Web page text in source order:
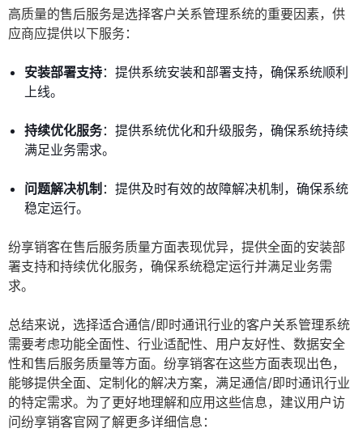
高质量的售后服务是选择客户关系管理系统的重要因素，供
应商应提供以下服务：
安装部署支持：提供系统安装和部署支持，确保系统顺利
上线。
持续优化服务：提供系统优化和升级服务，确保系统持续
满足业务需求。
问题解决机制 ：提供及时有效的故障解决机制，确保系统
稳定运行。
纷享销客在售后服务质量方面表现优异，提供全面的安装部
署支持和持续优化服务，确保系统稳定运行并满足业务需
求。
总结来说，选择适合通信/即时通讯行业的客户关系管理系统
需要考虑功能全面性、行业适配性、用户友好性、数据安全
性和售后服务质量等方面。纷享销客在这些方面表现出色，
能够提供全面、定制化的解决方案，满足通信/即时通讯行业
的特定需求。为了更好地理解和应用这些信息，建议用户访
问纷享销客官网了解更多详细信息：